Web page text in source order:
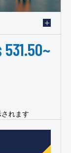
531.50~
れます